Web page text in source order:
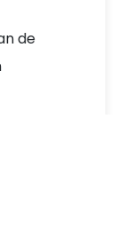
de